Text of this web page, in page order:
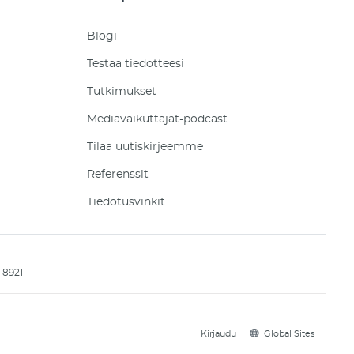
Blogi
Testaa tiedotteesi
Tutkimukset
Mediavaikuttajat-podcast
Tilaa uutiskirjeemme
Referenssit
Tiedotusvinkit
Kirjaudu Global Sites